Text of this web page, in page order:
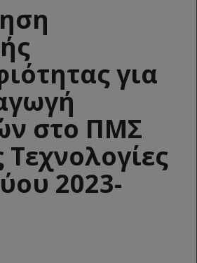
για
στο ΠΜΣ
Τεχνολογίες
2023-